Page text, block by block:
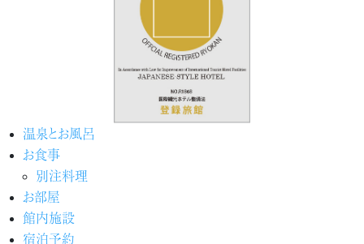
温泉とお風呂
お食事
別注料理
お部屋
館内施設
宿泊予約